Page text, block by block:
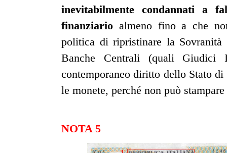
inevitabilmente condannati a
finanziario almeno fino a che
politica di ripristinare la Sovranità
Banche Centrali (quali Giudici
contemporaneo diritto dello Stato
le monete, perché non può
NOTA 5